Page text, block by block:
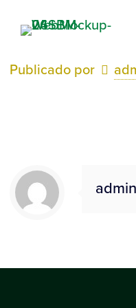
Publicado por
admin